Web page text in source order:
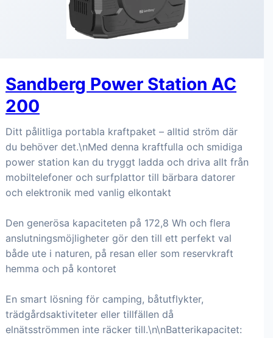
Sandberg Power Station AC
200
Ditt pålitliga portabla kraftpaket – alltid ström där
du behöver det.\nMed denna kraftfulla och smidiga
power station kan du tryggt ladda och driva allt från
mobiltelefoner och surfplattor till bärbara datorer
och elektronik med vanlig elkontakt
Den generösa kapaciteten på 172,8 Wh och flera
anslutningsmöjligheter gör den till ett perfekt val
både ute i naturen, på resan eller som reservkraft
hemma och på kontoret
En smart lösning för camping, båtutflykter,
trädgårdsaktiviteter eller tillfällen då
elnätsströmmen inte räcker till.\n\nBatterikapacitet: